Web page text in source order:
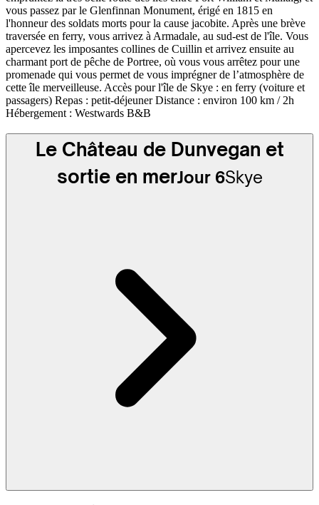
vous passez par le Glenfinnan Monument, érigé en 1815 en
l'honneur des soldats morts pour la cause jacobite. Après une brève
traversée en ferry, vous arrivez à Armadale, au sud-est de l'île. Vous
apercevez les imposantes collines de Cuillin et arrivez ensuite au
charmant port de pêche de Portree, où vous vous arrêtez pour une
promenade qui vous permet de vous imprégner de l’atmosphère de
cette île merveilleuse. Accès pour l'île de Skye : en ferry (voiture et
passagers) Repas : petit-déjeuner Distance : environ 100 km / 2h
Hébergement : Westwards B&B
Le Château de Dunvegan et
sortie en merJour 6Skye